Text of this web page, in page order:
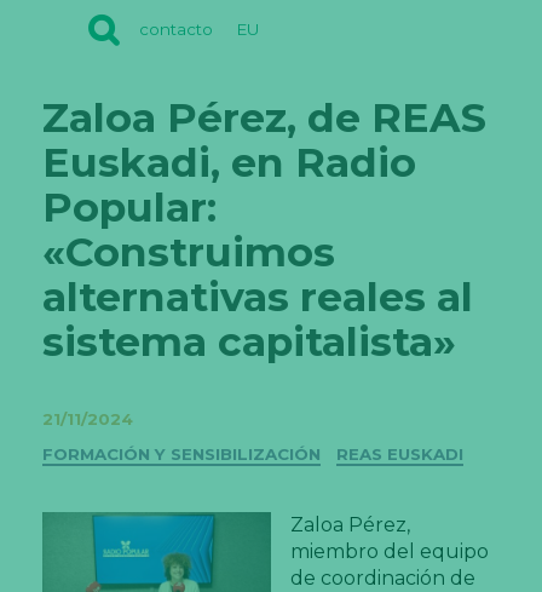
contacto EU
Zaloa Pérez, de REAS
Euskadi, en Radio
Popular:
«Construimos
alternativas reales al
sistema capitalista»
21/11/2024
Categorías
FORMACIÓN Y SENSIBILIZACIÓN REAS EUSKADI
Zaloa Pérez,
miembro del equipo
de coordinación de